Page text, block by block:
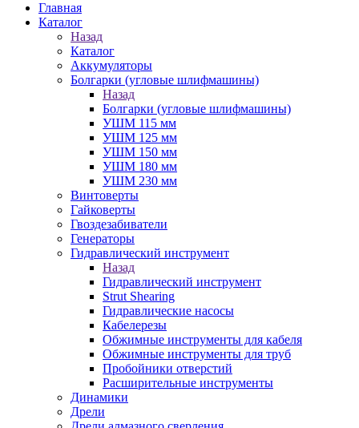
Главная
Каталог
Назад
Каталог
Аккумуляторы
Болгарки (угловые шлифмашины)
Назад
Болгарки (угловые шлифмашины)
УШМ 115 мм
УШМ 125 мм
УШМ 150 мм
УШМ 180 мм
УШМ 230 мм
Винтоверты
Гайковерты
Гвоздезабиватели
Генераторы
Гидравлический инструмент
Назад
Гидравлический инструмент
Strut Shearing
Гидравлические насосы
Кабелерезы
Обжимные инструменты для кабеля
Обжимные инструменты для труб
Пробойники отверстий
Расширительные инструменты
Динамики
Дрели